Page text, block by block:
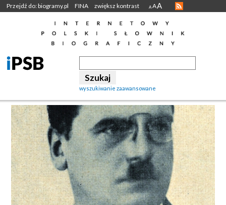
Przejdź do: biogramy.pl FINA zwiększ kontrast A AA
wyszukiwanie zaawansowane